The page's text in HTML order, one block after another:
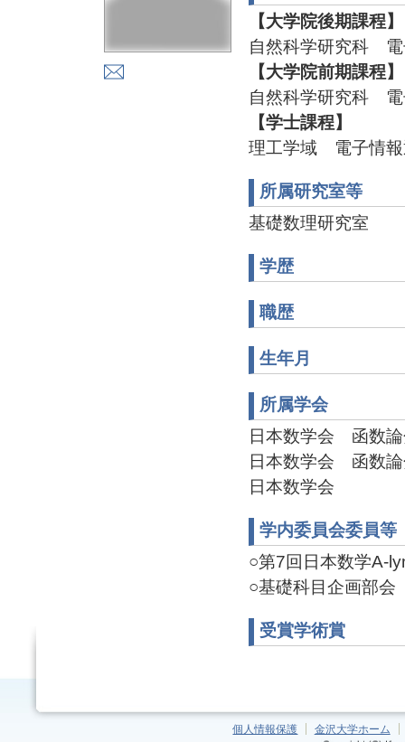
【大学院後期課程】
自然科学研究科
【大学院前期課程】
自然科学研究科
【学士課程】
理工学域 電子情
所属研究室等
基礎数理研究室
学歴
職歴
生年月
所属学会
日本数学会 函数
日本数学会 函数
日本数学会
学内委員会委員等
○第7回日本数学A-
○基礎科目企画部
受賞学術賞
個人情報保護 金沢大学ホーム